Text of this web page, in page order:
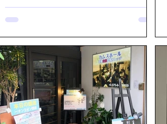
れを素粒子を使って実現しています。 一秒間に
数千回というレベルで0と1を発生しています。
箇所以上に設置されています。 通常は0と1が均
等になるのですが、驚くべきことに人々の感情
が大きく動かされるような特別な事象が起こる
と乱数の発生が偏ります。 （0ばっかりとか、1
ばっかりとか）有名なのが911のアメリカ同時多
発テロの時に発生から数日間 0と1の比率が偏
ったといいます。 またバーニングマンといわれ
るイベントでも偏ったといわれています。 バー